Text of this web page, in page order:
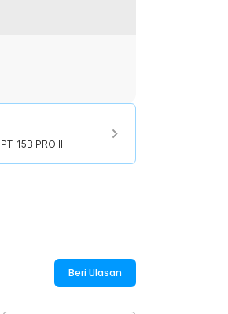
PT-15B PRO II
15B PRO II
Beri Ulasan